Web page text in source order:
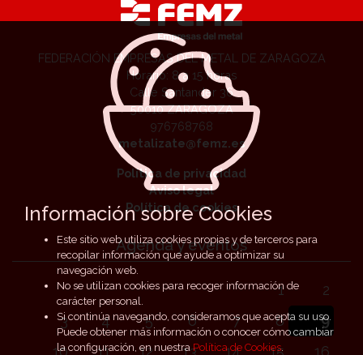
FEDERACIÓN EMPRESAS DEL METAL DE ZARAGOZA
Horario: 8 a 15 horas
Calle Santander 36
50010 ZARAGOZA
976768768
metalizate@femz.es
Política de privacidad
Aviso legal
Política de cookies
Agenda y eventos
1
2
3
4 5 6 7 8
9
Información sobre Cookies
Este sitio web utiliza cookies propias y de terceros para
recopilar información que ayude a optimizar su
navegación web.
No se utilizan cookies para recoger información de
carácter personal.
Si continúa navegando, consideramos que acepta su uso.
Puede obtener más información o conocer cómo cambiar
la configuración, en nuestraPolítica de Cookies.